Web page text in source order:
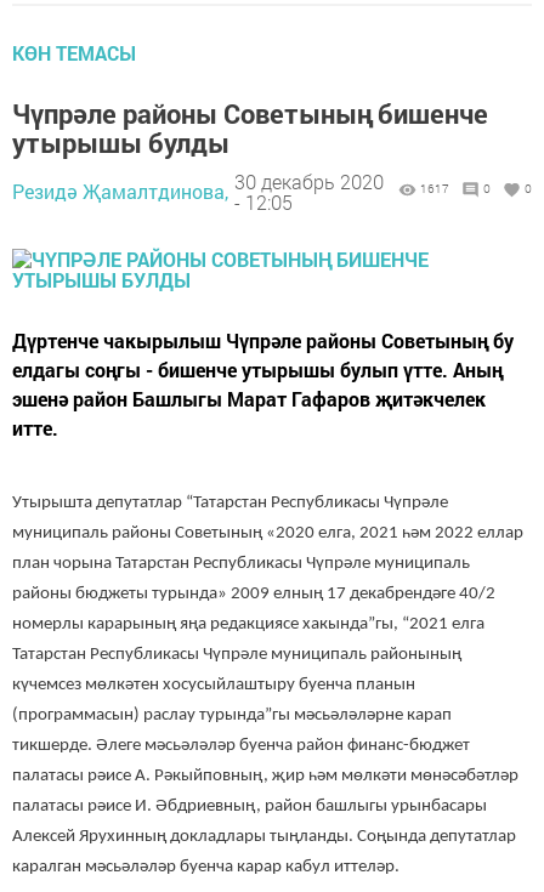
КӨН ТЕМАСЫ
Чүпрәле районы Советының бишенче
утырышы булды
Резидә Җамалтдинова, 30 декабрь 2020
- 12:05
1617 0 0
Дүртенче чакырылыш Чүпрәле районы Советының бу
елдагы соңгы - бишенче утырышы булып үтте. Аның
эшенә район Башлыгы Марат Гафаров җитәкчелек
итте.
Утырышта депутатлар “Татарстан Республикасы Чүпрәле
муниципаль районы Советының «2020 елга, 2021 һәм 2022 еллар
план чорына Татарстан Республикасы Чүпрәле муниципаль
районы бюджеты турында» 2009 елның 17 декабрендәге 40/2
номерлы карарының яңа редакциясе хакында”гы, “2021 елга
Татарстан Республикасы Чүпрәле муниципаль районының
күчемсез мөлкәтен хосусыйлаштыру буенча планын
(программасын) раслау турында”гы мәсьәләләрне карап
тикшерде. Әлеге мәсьәләләр буенча район финанс-бюджет
палатасы рәисе А. Рәкыйповның, җир һәм мөлкәти мөнәсәбәтләр
палатасы рәисе И. Әбдриевның, район башлыгы урынбасары
Алексей Ярухинның докладлары тыңланды. Соңында депутатлар
каралган мәсьәләләр буенча карар кабул иттеләр.